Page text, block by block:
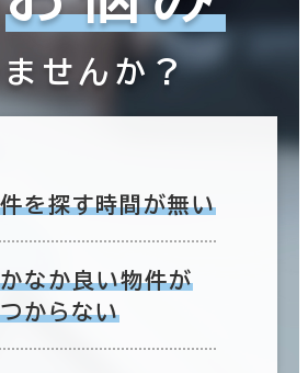
ませんか？
を探す時間が無い
なか良い物件が
からない